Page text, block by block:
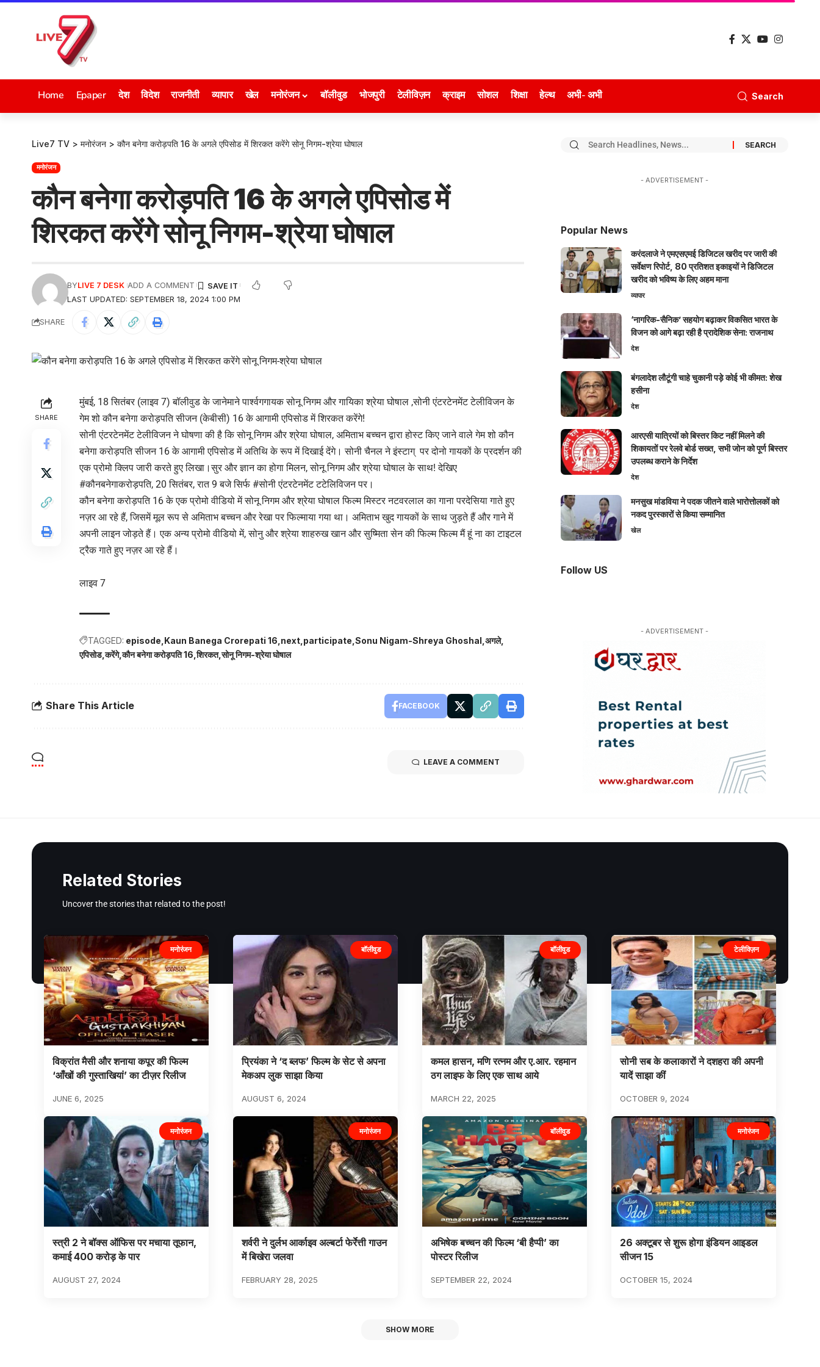
Home Epaper देश विदेश राजनीती व्यापार खेल मनोरंजन बॉलीवुड भोजपुरी टेलीविज़न क्राइम सोशल शिक्षा हेल्थ अभी- अभी Search
Live7 TV > मनोरंजन > कौन बनेगा करोड़पति 16 के अगले एपिसोड में शिरकत करेंगे सोनू निगम-श्रेया घोषाल
मनोरंजन
कौन बनेगा करोड़पति 16 के अगले एपिसोड में
शिरकत करेंगे सोनू निगम-श्रेया घोषाल
LAST UPDATED: SEPTEMBER 18, 2024 1:00 PM
BYLIVE 7 DESK ADD A COMMENT
SHARE
SHARE
मुंबई, 18 सितंबर (लाइव 7) बॉलीवुड के जानेमाने पार्श्वगगायक सोनू निगम और गायिका श्रेया घोषाल ,सोनी एंटरटेनमेंट टेलीविजन के
गेम शो कौन बनेगा करोड़पति सीजन (केबीसी) 16 के आगामी एपिसोड में शिरकत करेंगे!
सोनी एंटरटेनमेंट टेलीविजन ने घोषणा की है कि सोनू निगम और श्रेया घोषाल, अमिताभ बच्चन द्वारा होस्ट किए जाने वाले गेम शो कौन
बनेगा करोड़पति सीजन 16 के आगामी एपिसोड में अतिथि के रूप में दिखाई देंगे। सोनी चैनल ने इंस्टाग् पर दोनो गायकों के प्रदर्शन की
एक प्रोमो क्लिप जारी करते हुए लिखा।सुर और ज्ञान का होगा मिलन, सोनू निगम और श्रेया घोषाल के साथ! देखिए
#कौनबनेगाकरोड़पति, 20 सितंबर, रात 9 बजे सिर्फ #सोनी एंटरटेनमेंट टटेलिविजन पर।
कौन बनेगा करोड़पति 16 के एक प्रोमो वीडियो में सोनू निगम और श्रेया घोषाल फिल्म मिस्टर नटवरलाल का गाना परदेसिया गाते हुए
नज़र आ रहे हैं, जिसमें मूल रूप से अमिताभ बच्चन और रेखा पर फिल्माया गया था। अमिताभ खुद गायकों के साथ जुड़ते हैं और गाने में
अपनी लाइन जोड़ते हैं। एक अन्य प्रोमो वीडियो में, सोनु और श्रेया शाहरुख खान और सुष्मिता सेन की फिल्म फिल्म मैं हूं ना का टाइटल
ट्रैक गाते हुए नज़र आ रहे हैं।
लाइव 7
TAGGED: episode Kaun Banega Crorepati 16 next participate Sonu Nigam-Shreya Ghoshal अगले
एपिसोड करेंगे कौन बनेगा करोड़पति 16 शिरकत सोनू निगम-श्रेया घोषाल
Share This Article FACEBOOK
LEAVE A COMMENT
- ADVERTISEMENT -
Popular News
करंदलाजे ने एमएसएमई डिजिटल खरीद पर जारी की
सर्वेक्षण रिपोर्ट, 80 प्रतिशत इकाइयों ने डिजिटल
खरीद को भविष्य के लिए अहम माना
व्यापार
‘नागरिक-सैनिक’ सहयोग बढ़ाकर विकसित भारत के
विजन को आगे बढ़ा रही है प्रादेशिक सेना: राजनाथ
देश
बंगलादेश लौटूंगी चाहे चुकानी पड़े कोई भी कीमत: शेख
हसीना
देश
आरएसी यात्रियों को बिस्तर किट नहीं मिलने की
शिकायतों पर रेलवे बोर्ड सख्त, सभी जोन को पूर्ण बिस्तर
उपलब्ध कराने के निर्देश
देश
मनसुख मांडविया ने पदक जीतने वाले भारोत्तोलकों को
नकद पुरस्कारों से किया सम्मानित
खेल
Follow US
- ADVERTISEMENT -
Related Stories
Uncover the stories that related to the post!
मनोरंजन
विक्रांत मैसी और शनाया कपूर की फिल्म
‘आँखों की गुस्ताखियां’ का टीज़र रिलीज
JUNE 6, 2025
बॉलीवुड
प्रियंका ने ‘द ब्लफ’ फिल्म के सेट से अपना
मेकअप लुक साझा किया
AUGUST 6, 2024
बॉलीवुड
कमल हासन, मणि रत्नम और ए.आर. रहमान
ठग लाइफ के लिए एक साथ आये
MARCH 22, 2025
टेलीविज़न
सोनी सब के कलाकारों ने दशहरा की अपनी
यादें साझा कीं
OCTOBER 9, 2024
मनोरंजन
स्त्री 2 ने बॉक्स ऑफिस पर मचाया तूफान,
कमाई 400 करोड़ के पार
AUGUST 27, 2024
मनोरंजन
शर्वरी ने दुर्लभ आर्काइव अल्बर्टा फेर्रेत्ती गाउन
में बिखेरा जलवा
FEBRUARY 28, 2025
बॉलीवुड
अभिषेक बच्चन की फिल्म ‘बी हैप्पी’ का
पोस्टर रिलीज
SEPTEMBER 22, 2024
मनोरंजन
26 अक्टूबर से शुरू होगा इंडियन आइडल
सीजन 15
OCTOBER 15, 2024
SHOW MORE